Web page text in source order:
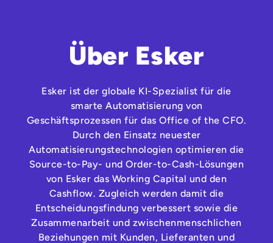
Über Esker
Esker ist der globale KI-Spezialist für die
smarte Automatisierung von
Geschäftsprozessen für das Office of the CFO.
Durch den Einsatz neuester
Automatisierungstechnologien optimieren die
Source-to-Pay- und Order-to-Cash-Lösungen
von Esker das Working Capital und den
Cashflow. Zugleich werden damit die
Entscheidungsfindung verbessert sowie die
Zusammenarbeit und zwischenmenschlichen
Beziehungen mit Kunden, Lieferanten und